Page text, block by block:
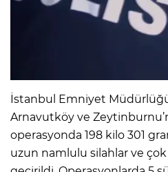
İstanbul Emniyet
Arnavutköy ve
operasyonda 198 kilo 301
uzun namlulu silahlar ve